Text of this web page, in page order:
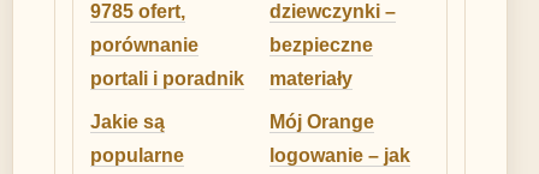
9785 ofert,
porównanie
portali i poradnik
dziewczynki –
bezpieczne
materiały
Jakie są
popularne
Mój Orange
logowanie – jak